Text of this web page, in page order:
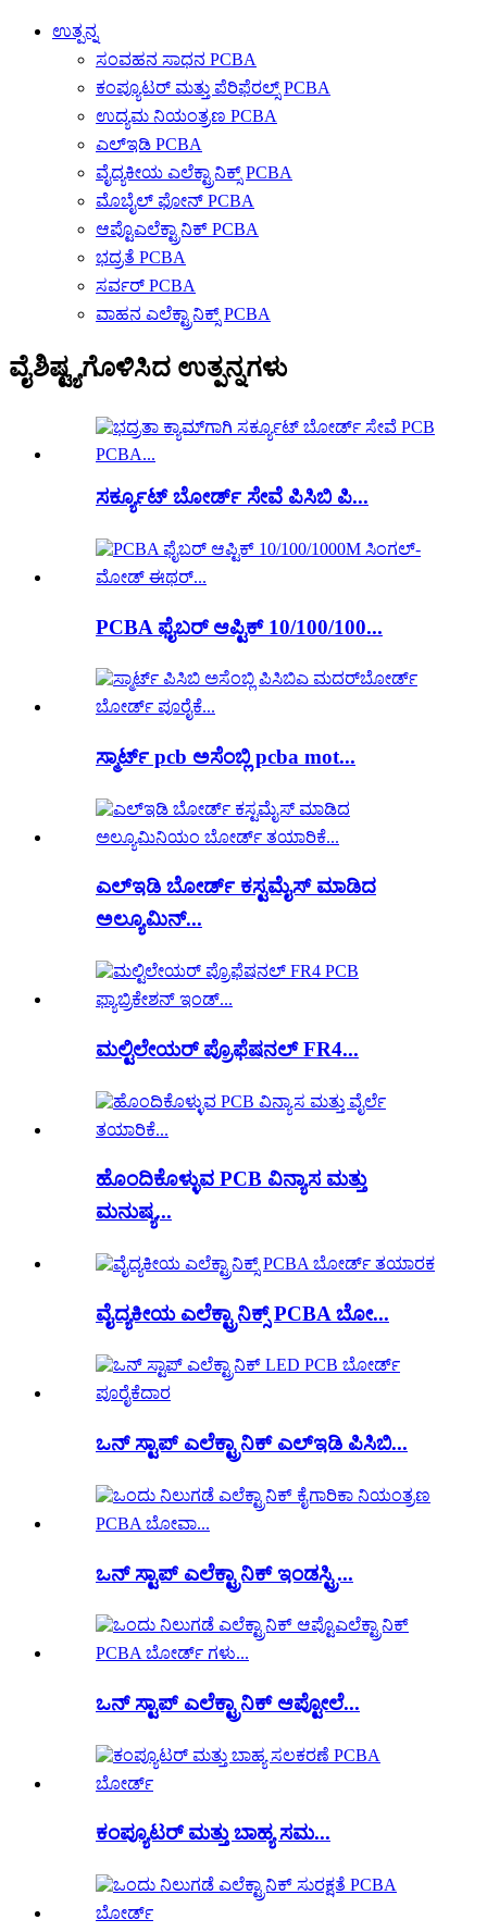
ಉತ್ಪನ್ನ
ಸಂವಹನ ಸಾಧನ PCBA
ಕಂಪ್ಯೂಟರ್ ಮತ್ತು ಪೆರಿಫೆರಲ್ಸ್ PCBA
ಉದ್ಯಮ ನಿಯಂತ್ರಣ PCBA
ಎಲ್ಇಡಿ PCBA
ವೈದ್ಯಕೀಯ ಎಲೆಕ್ಟ್ರಾನಿಕ್ಸ್ PCBA
ಮೊಬೈಲ್ ಫೋನ್ PCBA
ಆಪ್ಟೊಎಲೆಕ್ಟ್ರಾನಿಕ್ PCBA
ಭದ್ರತೆ PCBA
ಸರ್ವರ್ PCBA
ವಾಹನ ಎಲೆಕ್ಟ್ರಾನಿಕ್ಸ್ PCBA
ವೈಶಿಷ್ಟ್ಯಗೊಳಿಸಿದ ಉತ್ಪನ್ನಗಳು
ಸರ್ಕ್ಯೂಟ್ ಬೋರ್ಡ್ ಸೇವೆ ಪಿಸಿಬಿ ಪಿ...
PCBA ಫೈಬರ್ ಆಪ್ಟಿಕ್ 10/100/100...
ಸ್ಮಾರ್ಟ್ pcb ಅಸೆಂಬ್ಲಿ pcba mot...
ಎಲ್ಇಡಿ ಬೋರ್ಡ್ ಕಸ್ಟಮೈಸ್ ಮಾಡಿದ
ಅಲ್ಯೂಮಿನ್...
ಮಲ್ಟಿಲೇಯರ್ ಪ್ರೊಫೆಷನಲ್ FR4...
ಹೊಂದಿಕೊಳ್ಳುವ PCB ವಿನ್ಯಾಸ ಮತ್ತು
ಮನುಷ್ಯ...
ವೈದ್ಯಕೀಯ ಎಲೆಕ್ಟ್ರಾನಿಕ್ಸ್ PCBA ಬೋ...
ಒನ್ ಸ್ಟಾಪ್ ಎಲೆಕ್ಟ್ರಾನಿಕ್ ಎಲ್ಇಡಿ ಪಿಸಿಬಿ...
ಒನ್ ಸ್ಟಾಪ್ ಎಲೆಕ್ಟ್ರಾನಿಕ್ ಇಂಡಸ್ಟ್ರಿ...
ಒನ್ ಸ್ಟಾಪ್ ಎಲೆಕ್ಟ್ರಾನಿಕ್ ಆಪ್ಟೋಲೆ...
ಕಂಪ್ಯೂಟರ್ ಮತ್ತು ಬಾಹ್ಯ ಸಮ...